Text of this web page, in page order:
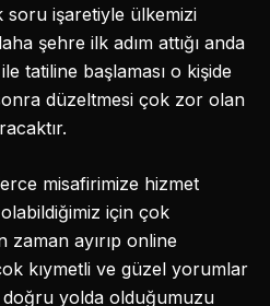
soru işaretiyle ülkemizi
şehre ilk adım attığı anda
tatiline başlaması o kişide
düzeltmesi çok zor olan
misafirimize hizmet
için çok
ayırıp online
kıymetli ve güzel yorumlar
doğru yolda olduğumuzu